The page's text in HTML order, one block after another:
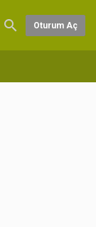
Oturum Aç